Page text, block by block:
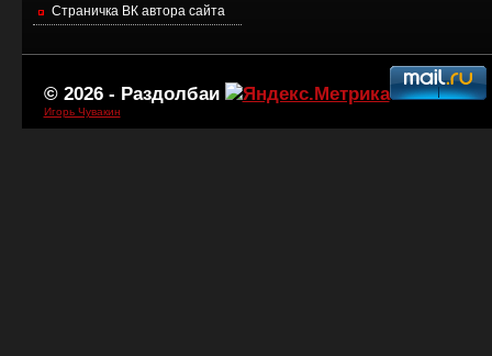
Страничка ВК автора сайта
© 2026 - Раздолбаи
Игорь Чувакин